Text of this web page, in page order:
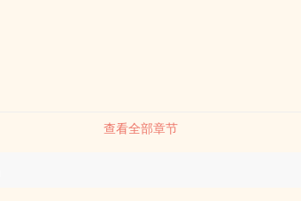
查看全部章节